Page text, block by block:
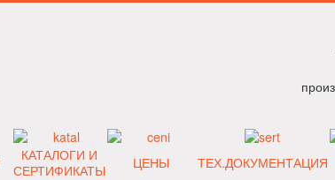
КАТАЛОГИ И
СЕРТИФИКАТЫ
ЦЕНЫ ТЕХ.ДОКУМЕНТАЦИЯ